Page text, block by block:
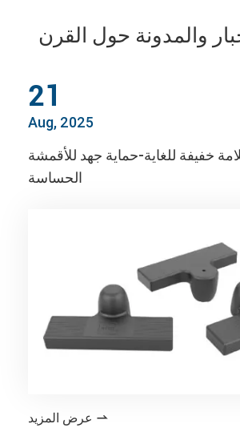
والمدونة حول القرن
21
Aug, 2025
خفيفة للغاية-حماية جهد للأقمشة
الحساسة
